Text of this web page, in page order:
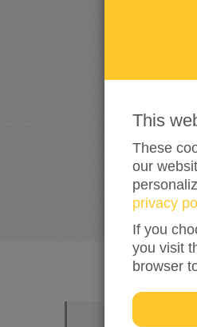
This
These
our
privacy
If you
you visit
browser